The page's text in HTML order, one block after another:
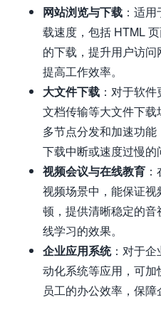
网站浏览与下载 ：适
载速度，包括 HTML
的下载，提升用户访问
提高工作效率。
大文件下载 ：对于软
文档传输等大文件下
多节点分发和加速功
下载中断或速度过慢的
视频会议与在线教育
视频场景中，能保证
顿，提供清晰稳定的
线学习的效果。
企业应用系统：对于企
动化系统等应用，可
员工的办公效率，保障